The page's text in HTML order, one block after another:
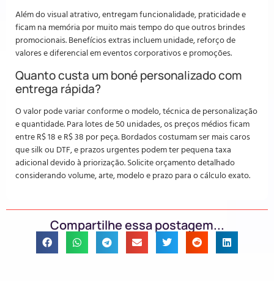
Além do visual atrativo, entregam funcionalidade, praticidade e
ficam na memória por muito mais tempo do que outros brindes
promocionais. Benefícios extras incluem unidade, reforço de
valores e diferencial em eventos corporativos e promoções.
Quanto custa um boné personalizado com
entrega rápida?
O valor pode variar conforme o modelo, técnica de personalização
e quantidade. Para lotes de 50 unidades, os preços médios ficam
entre R$ 18 e R$ 38 por peça. Bordados costumam ser mais caros
que silk ou DTF, e prazos urgentes podem ter pequena taxa
adicional devido à priorização. Solicite orçamento detalhado
considerando volume, arte, modelo e prazo para o cálculo exato.
Compartilhe essa postagem...